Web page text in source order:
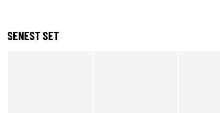
SENEST SET